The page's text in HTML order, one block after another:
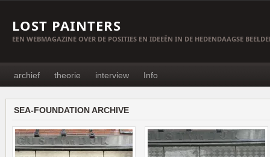
LOST PAINTERS
EEN WEBMAGAZINE OVER DE POSITIES EN IDEEËN IN DE HEDENDAAGSE
archief theorie interview Info
SEA-FOUNDATION ARCHIVE